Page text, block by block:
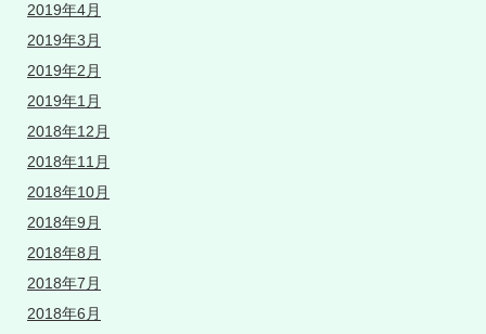
2019年4月
2019年3月
2019年2月
2019年1月
2018年12月
2018年11月
2018年10月
2018年9月
2018年8月
2018年7月
2018年6月